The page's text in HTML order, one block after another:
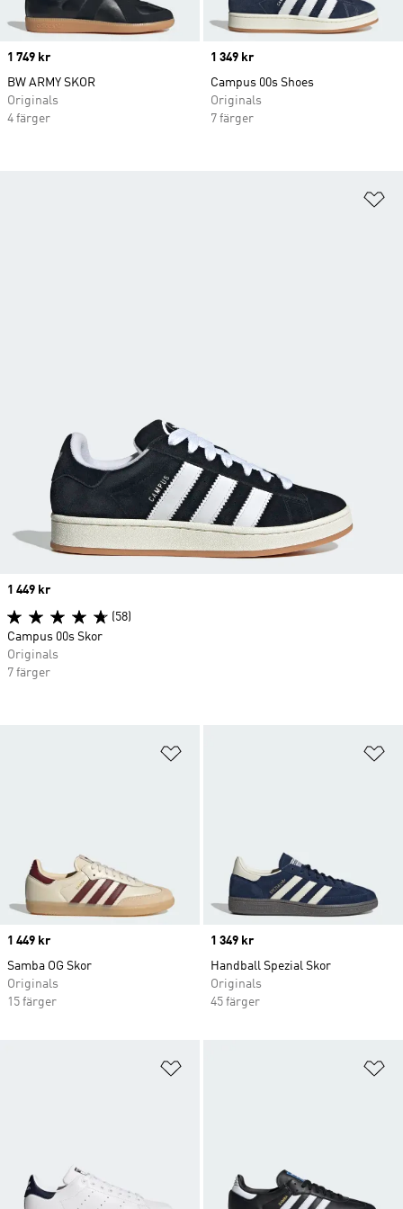
Price
1 749 kr
BW ARMY SKOR
Originals
4 färger
Price
1 349 kr
Campus 00s Shoes
Originals
7 färger
Price
1 449 kr
Samba OG Skor
Originals
15 färger
Price
1 349 kr
Handball Spezial Skor
Originals
45 färger
Price
1 449 kr
(58)
Campus 00s Skor
Originals
7 färger